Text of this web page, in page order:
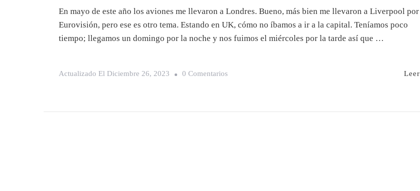
En mayo de este año los aviones me llevaron a Londres. Bueno, más bien me llevaron a Liverpool por
Eurovisión, pero ese es otro tema. Estando en UK, cómo no íbamos a ir a la capital. Teníamos poco
tiempo; llegamos un domingo por la noche y nos fuimos el miércoles por la tarde así que …
Actualizado El Diciembre 26, 2023 0 Comentarios Leer